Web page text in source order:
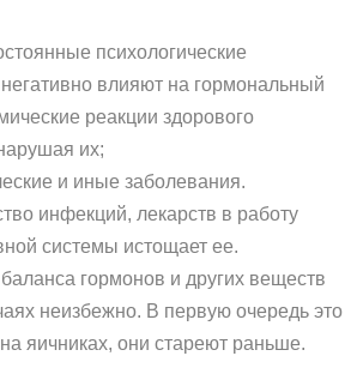
психологические
влияют на гормональный
реакции здорового
их;
и иные заболевания.
инфекций, лекарств в работу
системы истощает ее.
гормонов и других веществ
неизбежно. В первую очередь это
яичниках, они стареют раньше.